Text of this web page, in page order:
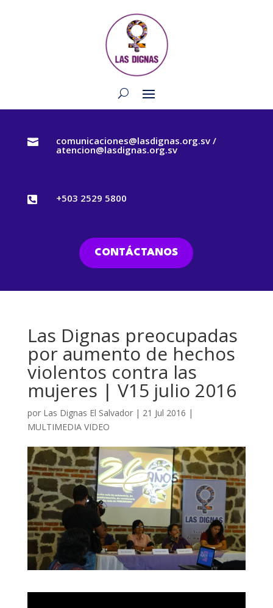
 comunicaciones@lasdignas.org.sv /
atencion@lasdignas.org.sv
 +503 2529 5800
CONTÁCTANOS
Las Dignas preocupadas
por aumento de hechos
violentos contra las
mujeres | V15 julio 2016
por Las Dignas El Salvador| 21 Jul 2016 |
MULTIMEDIA VIDEO